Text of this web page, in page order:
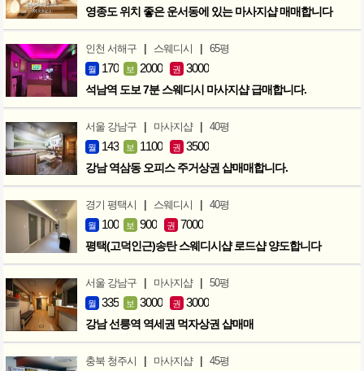
영종도 위치 좋은 운서동에 있는 마사지샵 매매합니다
인천 서해구 | 스웨디시 | 65평
월 170 보 2000 권 3000
석남역 도보 7분 스웨디시 마사지샵 급매합니다.
서울 강남구 | 마사지샵 | 40평
월 143 보 1100 권 3500
강남 역삼동 오피스 주거상권 샵매매합니다.
경기 평택시 | 스웨디시 | 40평
월 100 보 900 권 7000
평택(고덕인근)송탄 스웨디시샵 로드샵 양도합니다
서울 강남구 | 마사지샵 | 50평
월 335 보 3000 권 3000
강남 선릉역 역세권 먹자상권 샵매매
충북 청주시 | 마사지샵 | 45평